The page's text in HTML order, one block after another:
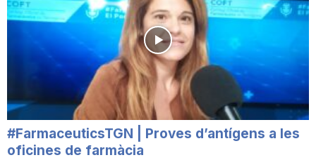
u
t
#FarmaceuticsTGN | Proves d’antígens a les
oficines de farmàcia